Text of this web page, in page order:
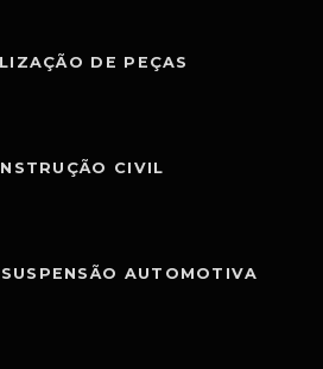
DE PEÇAS
CIVIL
AUTOMOTIVA